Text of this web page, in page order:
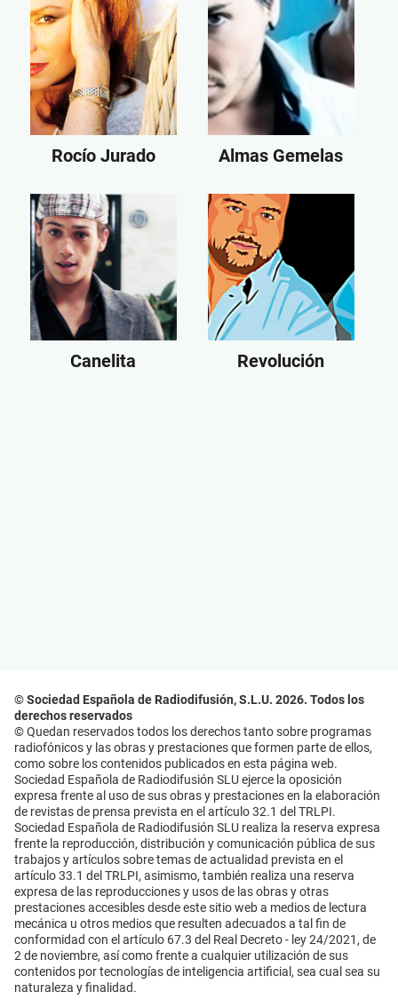
Rocío Jurado Almas Gemelas
Canelita Revolución
© Sociedad Española de Radiodifusión, S.L.U. 2026. Todos los
derechos reservados
© Quedan reservados todos los derechos tanto sobre programas
radiofónicos y las obras y prestaciones que formen parte de ellos,
como sobre los contenidos publicados en esta página web.
Sociedad Española de Radiodifusión SLU ejerce la oposición
expresa frente al uso de sus obras y prestaciones en la elaboración
de revistas de prensa prevista en el artículo 32.1 del TRLPI.
Sociedad Española de Radiodifusión SLU realiza la reserva expresa
frente la reproducción, distribución y comunicación pública de sus
trabajos y artículos sobre temas de actualidad prevista en el
artículo 33.1 del TRLPI, asimismo, también realiza una reserva
expresa de las reproducciones y usos de las obras y otras
prestaciones accesibles desde este sitio web a medios de lectura
mecánica u otros medios que resulten adecuados a tal fin de
conformidad con el artículo 67.3 del Real Decreto - ley 24/2021, de
2 de noviembre, así como frente a cualquier utilización de sus
contenidos por tecnologías de inteligencia artificial, sea cual sea su
naturaleza y finalidad.